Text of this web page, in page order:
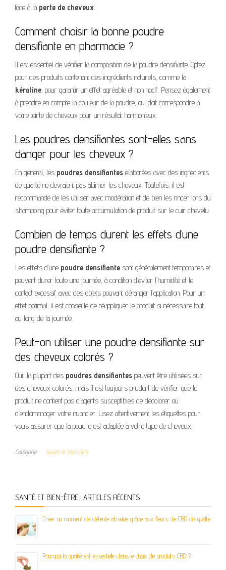
face à la perte de cheveux.
Comment choisir la bonne poudre
densifiante en pharmacie ?
Il est essentiel de vérifier la composition de la poudre densifiante. Optez
pour des produits contenant des ingrédients naturels, comme la
kératine, pour garantir un effet agréable et non nocif. Pensez également
à prendre en compte la couleur de la poudre, qui doit correspondre à
votre teinte de cheveux pour un résultat harmonieux.
Les poudres densifiantes sont-elles sans
danger pour les cheveux ?
En général, les poudres densifiantes élaborées avec des ingrédients
de qualité ne devraient pas abîmer les cheveux. Toutefois, il est
recommandé de les utiliser avec modération et de bien les rincer lors du
shampoing pour éviter toute accumulation de produit sur le cuir chevelu.
Combien de temps durent les effets d’une
poudre densifiante ?
Les effets d’une poudre densifiante sont généralement temporaires et
peuvent durer toute une journée, à condition d’éviter l’humidité et le
contact excessif avec des objets pouvant déranger l’application. Pour un
effet optimal, il est conseillé de réappliquer le produit si nécessaire tout
au long de la journée.
Peut-on utiliser une poudre densifiante sur
des cheveux colorés ?
Oui, la plupart des poudres densifiantes peuvent être utilisées sur
des cheveux colorés, mais il est toujours prudent de vérifier que le
produit ne contient pas d’agents susceptibles de décolorer ou
d’endommager votre nuancier. Lisez attentivement les étiquettes pour
vous assurer que la poudre est adaptée à votre type de cheveux.
Catégorie Santé et bien-être
SANTÉ ET BIEN-ÊTRE : ARTICLES RÉCENTS
Créer un moment de détente absolue grâce aux fleurs de CBD de qualité
Pourquoi la qualité est essentielle dans le choix de produits CBD ?